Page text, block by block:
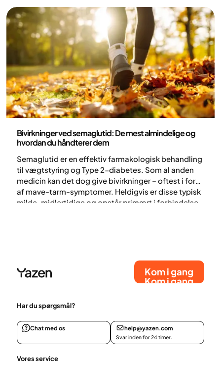
Bivirkninger ved semaglutid: De mest almindelige og
hvordan du håndterer dem
Semaglutid er en effektiv farmakologisk behandling
til vægtstyring og Type 2-diabetes. Som al anden
medicin kan det dog give bivirkninger – oftest i form
af mave-tarm-symptomer. Heldigvis er disse typisk
milde, midlertidige og opstår primært i forbindelse
Kom i gang
Kom i gang
Har du spørgsmål?
Chat med os help@yazen.com
Svar inden for 24 timer.
Vores service